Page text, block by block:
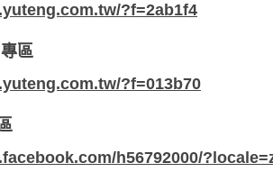
?f=2ab1f4
區
?f=013b70
h56792000/